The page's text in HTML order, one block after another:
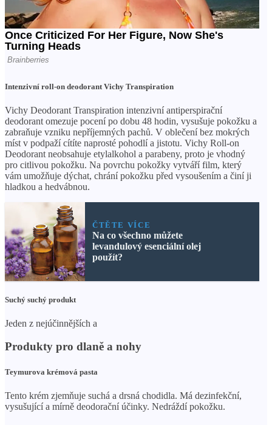
Intenzivní roll-on deodorant Vichy Transpiration
Vichy Deodorant Transpiration intenzivní antiperspirační
deodorant omezuje pocení po dobu 48 hodin, vysušuje pokožku a
zabraňuje vzniku nepříjemných pachů. V oblečení bez mokrých
míst v podpaží cítíte naprosté pohodlí a jistotu. Vichy Roll-on
Deodorant neobsahuje etylalkohol a parabeny, proto je vhodný
pro citlivou pokožku. Na povrchu pokožky vytváří film, který
vám umožňuje dýchat, chrání pokožku před vysoušením a činí ji
hladkou a hedvábnou.
ČTĚTE VÍCE
Na co všechno můžete
levandulový esenciální olej
použít?
Suchý suchý produkt
Jeden z nejúčinnějších a
Produkty pro dlaně a nohy
Teymurova krémová pasta
Tento krém zjemňuje suchá a drsná chodidla. Má dezinfekční,
vysušující a mírně deodorační účinky. Nedráždí pokožku.